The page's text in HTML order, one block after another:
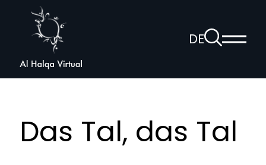
Halqa
DEZur
Suchseite
Das Tal, das Tal